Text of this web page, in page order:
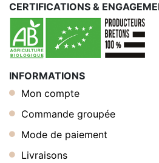
CERTIFICATIONS &
INFORMATIONS
Mon compte
Commande groupée
Mode de paiement
Livraisons